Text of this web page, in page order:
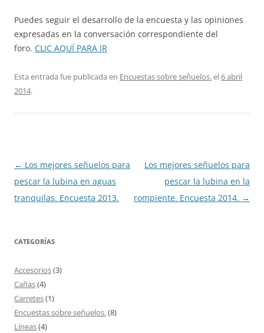
Puedes seguir el desarrollo de la encuesta y las opiniones
expresadas en la conversación correspondiente del
foro. CLIC AQUÍ PARA IR
Esta entrada fue publicada en Encuestas sobre señuelos.el6 abril
2014.
Navegación
de
entradas
← Los mejores señuelos para
pescar la lubina en aguas
tranquilas. Encuesta 2013.
Los mejores señuelos para
pescar la lubina en la
rompiente. Encuesta 2014. →
CATEGORÍAS
Accesorios(3)
Cañas(4)
Carretes(1)
Encuestas sobre señuelos.(8)
Líneas(4)